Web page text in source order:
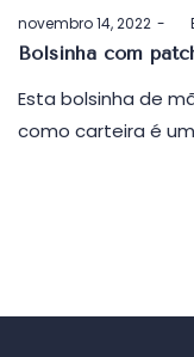
Postado
em
novembro 14, 2022 by
Bolsinha com
Esta bolsinha de
como carteira é